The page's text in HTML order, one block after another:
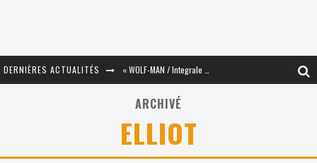
DERNIÈRES ACTUALITÉS
« Le Béton et le Bambou / Propositions pour Mayotte et le Monde. » - Améliorations !
ARCHIVÉ
ELLIOT